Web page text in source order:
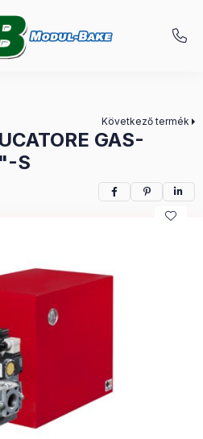
Következő termék
GAS-
S